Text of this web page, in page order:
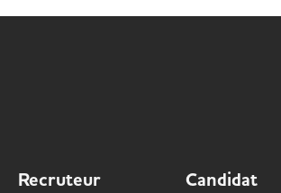
Recruteur Candidat